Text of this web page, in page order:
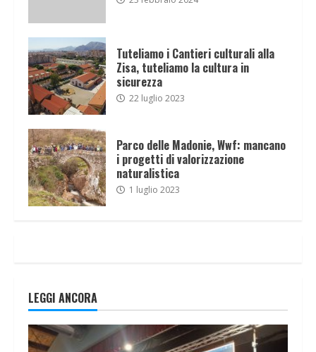
Tuteliamo i Cantieri culturali alla
Zisa, tuteliamo la cultura in
sicurezza
22 luglio 2023
Parco delle Madonie, Wwf: mancano
i progetti di valorizzazione
naturalistica
1 luglio 2023
LEGGI ANCORA